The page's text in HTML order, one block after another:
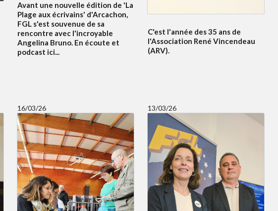
Avant une nouvelle édition de 'La
Plage aux écrivains' d'Arcachon,
FGL s'est souvenue de sa
rencontre avec l'incroyable
Angelina Bruno. En écoute et
podcast ici...
C'est l'année des 35 ans de
l'Association René Vincendeau
(ARV).
16/03/26 13/03/26